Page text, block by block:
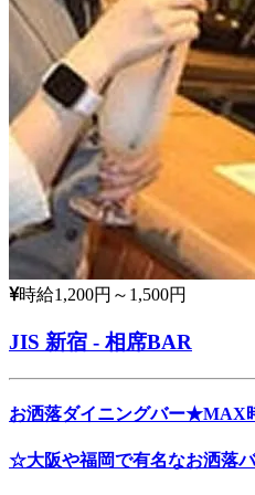
時給1,200円～1,500円
JIS 新宿 - 相席BAR
お洒落ダイニングバー★MAX
☆大阪や福岡で有名なお洒落